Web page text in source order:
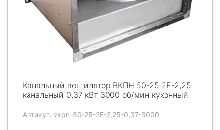
Канальный вентилятор ВКПН 50-25 2E-2,25
канальный 0,37 кВт 3000 об/мин кухонный
Артикул: vkpn-50-25-2E-2,25-0,37-3000